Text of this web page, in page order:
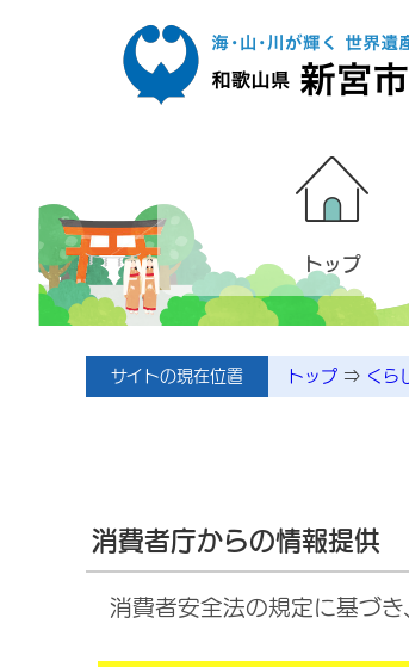
トップ
サイトの現在位置 トップ ⇒ くら
消費者庁からの情報提供
消費者安全法の規定に基づ